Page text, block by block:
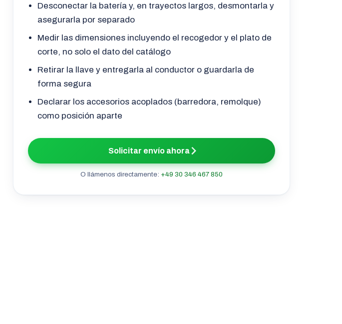
Desconectar la batería y, en trayectos largos, desmontarla y
asegurarla por separado
Medir las dimensiones incluyendo el recogedor y el plato de
corte, no solo el dato del catálogo
Retirar la llave y entregarla al conductor o guardarla de
forma segura
Declarar los accesorios acoplados (barredora, remolque)
como posición aparte
Solicitar envío ahora
O llámenos directamente: +49 30 346 467 850